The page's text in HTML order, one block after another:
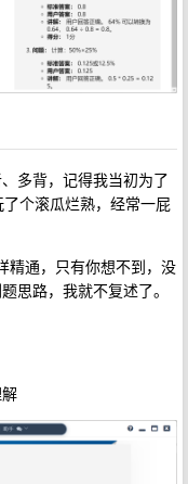
多背，记得我当初为了
个滚瓜烂熟，经常一屁
精通，只有你想不到，没
思路，我就不复述了。